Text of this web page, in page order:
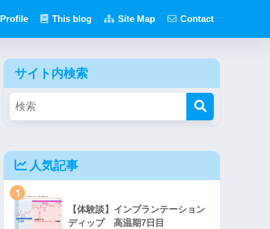
Profile This blog Site Map Contact
サイト内検索
人気記事
1
【体験談】インプランテーション
ディップ 高温期7日目